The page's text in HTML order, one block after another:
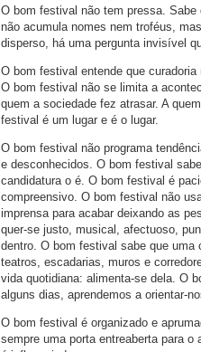
O bom festival não tem pressa.
não acumula nomes nem troféus,
disperso, há uma pergunta invisível
O bom festival entende que
O bom festival não se limita a
quem a sociedade fez atrasar. A
festival é um lugar e é o lugar.
O bom festival não programa
e desconhecidos. O bom festival
candidatura o é. O bom festival é
compreensivo. O bom festival não
imprensa para acabar deixando as
quer-se justo, musical, afectuoso,
dentro. O bom festival sabe que uma
teatros, escadarias, muros e
vida quotidiana: alimenta-se dela. O
alguns dias, aprendemos a orientar-
O bom festival é organizado e
sempre uma porta entreaberta para